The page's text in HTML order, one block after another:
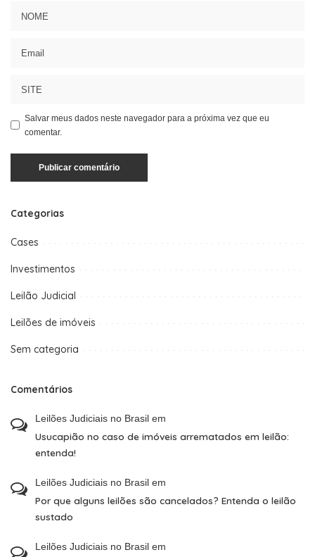
Salvar meus dados neste navegador para a próxima vez que eu
comentar.
Categorias
Cases
Investimentos
Leilão Judicial
Leilões de imóveis
Sem categoria
Comentários
Leilões Judiciais no Brasil em
Usucapião no caso de imóveis arrematados em leilão:
entenda!
Leilões Judiciais no Brasil em
Por que alguns leilões são cancelados? Entenda o leilão
sustado
Leilões Judiciais no Brasil em